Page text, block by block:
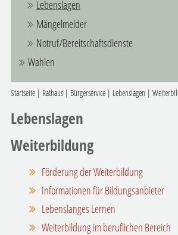
Lebenslagen
Mängelmelder
Notruf/Bereitschaftsdienste
Wahlen
Startseite| Rathaus| Bürgerservice| Lebenslagen |
Lebenslagen
Weiterbildung
Förderung der Weiterbildung
Informationen für Bildungsanbieter
Lebenslanges Lernen
Weiterbildung im beruflichen Bereich